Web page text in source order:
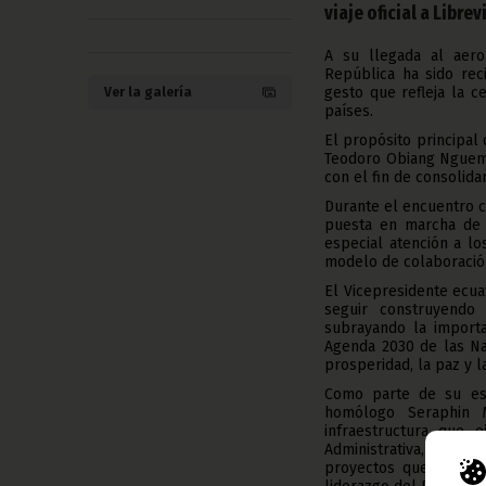
Ver la galería
viaje oficial a
A su llegada al
República ha sido
gesto que refleja la
países.
El propósito principal
Teodoro Obiang
con el fin de
Durante el encuentro
puesta en marcha
especial atención a
modelo de
El Vicepresidente
seguir
subrayando la
Agenda 2030 de las
prosperidad, la paz y
Como parte de su
homólogo
infraestructura que
Administrativa, la
proyectos que